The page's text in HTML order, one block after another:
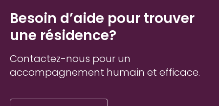
Besoin d’aide pour trouver
une résidence?
Contactez-nous pour un
accompagnement humain et efficace.